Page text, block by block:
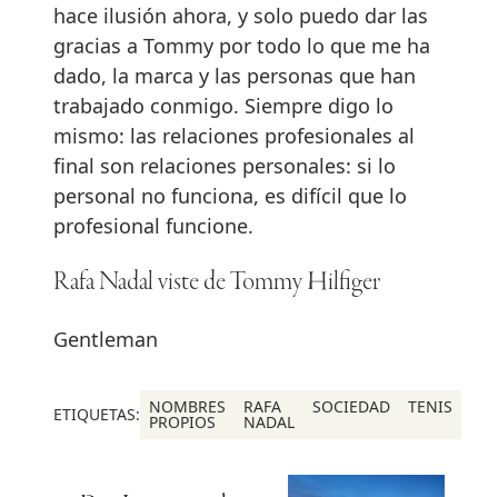
hace ilusión ahora, y solo puedo dar las
gracias a Tommy por todo lo que me ha
dado, la marca y las personas que han
trabajado conmigo. Siempre digo lo
mismo: las relaciones profesionales al
final son relaciones personales: si lo
personal no funciona, es difícil que lo
profesional funcione.
Rafa Nadal viste de Tommy Hilfiger
Gentleman
ETIQUETAS: NOMBRES
PROPIOS
RAFA
NADAL
SOCIEDAD TENIS